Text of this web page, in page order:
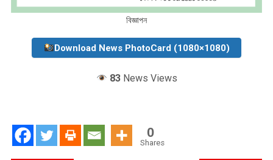
বিজ্ঞাপন
Download News PhotoCard (1080×1080)
83News Views
0
Shares